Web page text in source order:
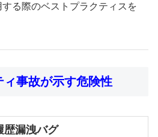
る際のベストプラクティスを
事故が示す危険性
歴漏洩バグ